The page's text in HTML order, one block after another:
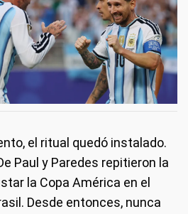
el ritual quedó instalado.
Paul y Paredes repitieron la
la Copa América en el
Desde entonces, nunca